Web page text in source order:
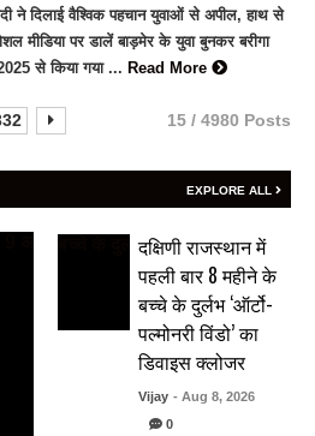
ने दिलाई वैश्विक पहचान युवाओं से अपील, हाथ से
मीडिया पर डालें बाड़मेर के युवा बुनकर बरीगा
से किया गया ... Read More
15 / 4980 Posts
EXPLORE ALL
दक्षिणी राजस्थान में
पहली बार 8 महीने के
बच्चे के दुर्लभ ‘ऑर्टो-
पल्मोनरी विंडो’ का
डिवाइस क्लोजर
Vijay - Aug 8, 2026
0